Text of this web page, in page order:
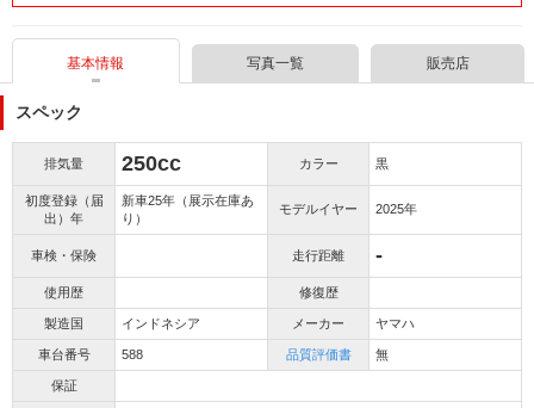
基本情報 写真一覧 販売店
スペック
排気量 250cc カラー 黒
初度登録（届
出）年
新車25年（展示在庫あ
り）
モデルイヤー 2025年
車検・保険 走行距離 -
使用歴 修復歴
製造国 インドネシア メーカー ヤマハ
車台番号 588 品質評価書 無
保証